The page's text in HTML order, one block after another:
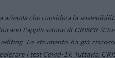
azienda che considera la
l’applicazione di CRISPR
Lo strumento ha già
i test Covid-19. Tuttavia,